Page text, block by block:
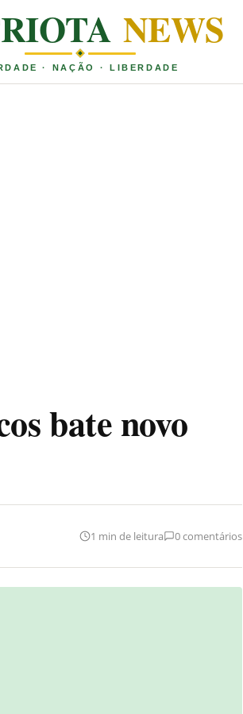
NEWS
· NAÇÃO · LIBERDADE
bate novo
1 min de leitura 0 comentários